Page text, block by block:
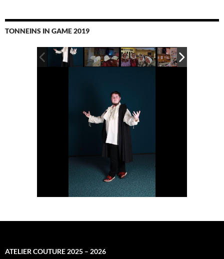
TONNEINS IN GAME 2019
ATELIER COUTURE 2025 – 2026